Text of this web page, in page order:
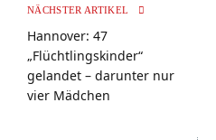
NÄCHSTER ARTIKEL
Hannover: 47
„Flüchtlingskinder“
gelandet – darunter nur
vier Mädchen